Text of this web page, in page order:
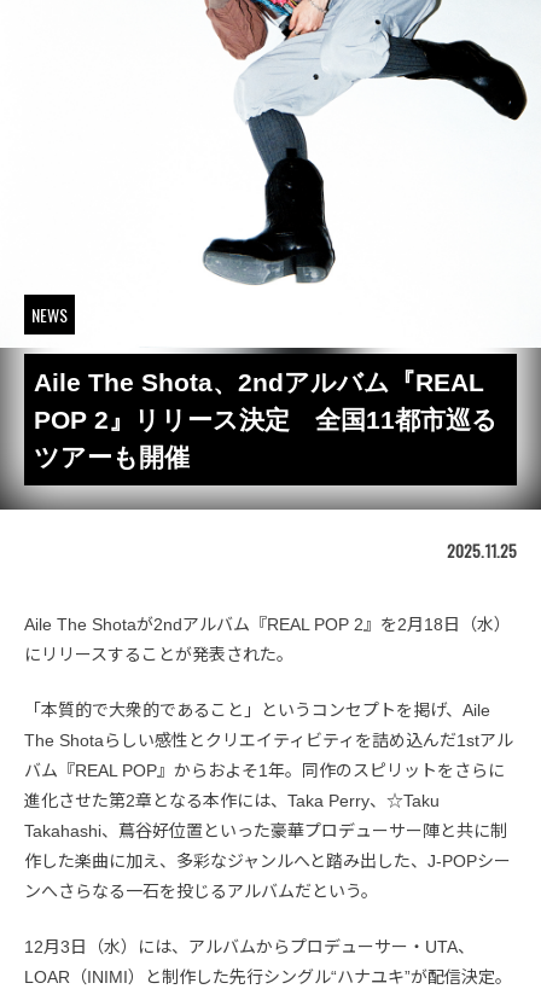
NEWS
Aile The Shota、2ndアルバム『REAL
POP 2』リリース決定 全国11都市巡る
ツアーも開催
2025.11.25
Aile The Shotaが2ndアルバム『REAL POP 2』を2月18日（水）
にリリースすることが発表された。
「本質的で大衆的であること」というコンセプトを掲げ、Aile
The Shotaらしい感性とクリエイティビティを詰め込んだ1stアル
バム『REAL POP』からおよそ1年。同作のスピリットをさらに
進化させた第2章となる本作には、Taka Perry、☆Taku
Takahashi、蔦谷好位置といった豪華プロデューサー陣と共に制
作した楽曲に加え、多彩なジャンルへと踏み出した、J-POPシー
ンへさらなる一石を投じるアルバムだという。
12月3日（水）には、アルバムからプロデューサー・UTA、
LOAR（INIMI）と制作した先行シングル“ハナユキ”が配信決定。